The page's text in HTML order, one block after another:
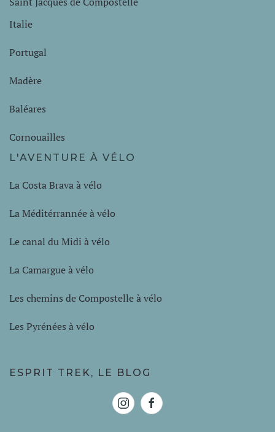
Italie
Portugal
Madère
Baléares
Cornouailles
L'AVENTURE À VÉLO
La Costa Brava à vélo
La Méditérrannée à vélo
Le canal du Midi à vélo
La Camargue à vélo
Les chemins de Compostelle à vélo
Les Pyrénées à vélo
ESPRIT TREK, LE BLOG